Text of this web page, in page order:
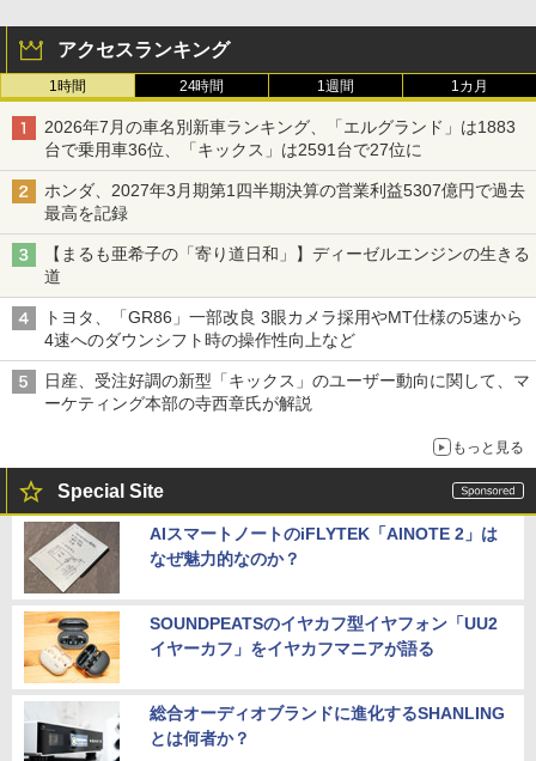
アクセスランキング
1時間 24時間 1週間 1カ月
2026年7月の車名別新車ランキング、「エルグランド」は1883
台で乗用車36位、「キックス」は2591台で27位に
ホンダ、2027年3月期第1四半期決算の営業利益5307億円で過去
最高を記録
【まるも亜希子の「寄り道日和」】ディーゼルエンジンの生きる
道
トヨタ、「GR86」一部改良 3眼カメラ採用やMT仕様の5速から
4速へのダウンシフト時の操作性向上など
日産、受注好調の新型「キックス」のユーザー動向に関して、マ
ーケティング本部の寺西章氏が解説
もっと見る
Special Site
AIスマートノートのiFLYTEK「AINOTE 2」は
なぜ魅力的なのか？
SOUNDPEATSのイヤカフ型イヤフォン「UU2
イヤーカフ」をイヤカフマニアが語る
総合オーディオブランドに進化するSHANLING
とは何者か？